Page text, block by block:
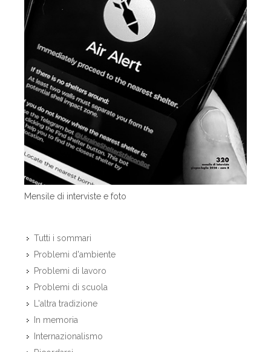
Mensile di interviste e foto
Tutti i sommari
Problemi d'ambiente
Problemi di lavoro
Problemi di scuola
L'altra tradizione
In memoria
Internazionalismo